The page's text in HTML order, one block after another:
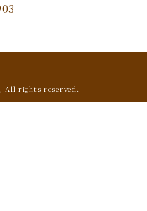
, All rights reserved.